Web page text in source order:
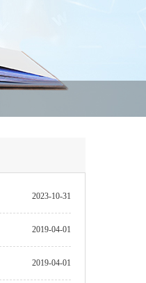
2023-10-31
2019-04-01
2019-04-01